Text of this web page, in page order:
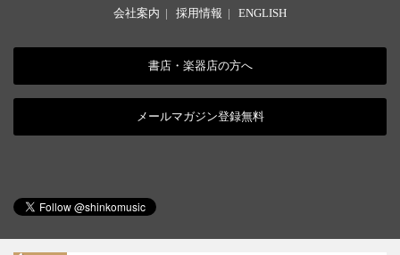
会社案内 | 採用情報 | ENGLISH
書店・楽器店の方へ
メールマガジン登録無料